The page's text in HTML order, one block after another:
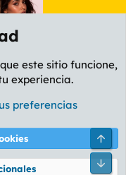
de privacidad Ayuda
este sitio funcione,
experiencia.
preferencias
Pie